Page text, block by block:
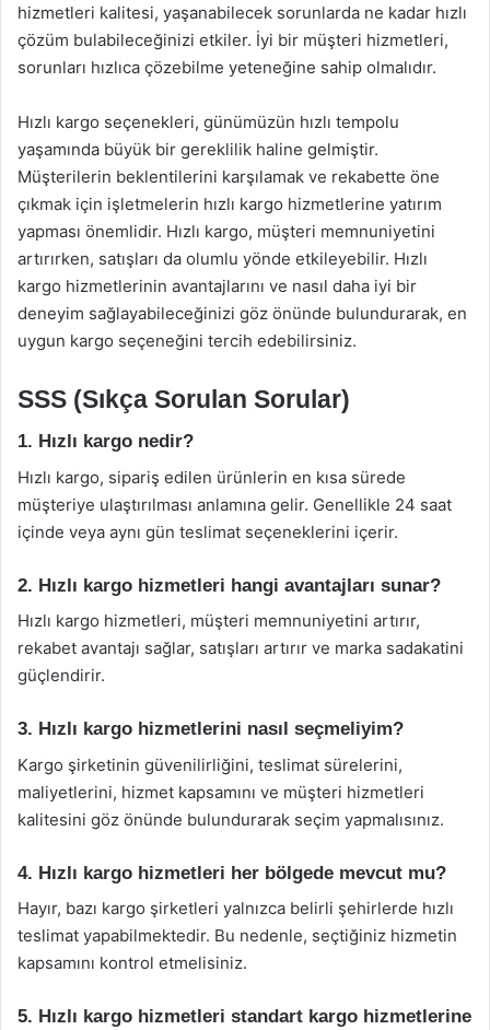
hizmetleri kalitesi, yaşanabilecek sorunlarda ne kadar hızlı
çözüm bulabileceğinizi etkiler. İyi bir müşteri hizmetleri,
sorunları hızlıca çözebilme yeteneğine sahip olmalıdır.
Hızlı kargo seçenekleri, günümüzün hızlı tempolu
yaşamında büyük bir gereklilik haline gelmiştir.
Müşterilerin beklentilerini karşılamak ve rekabette öne
çıkmak için işletmelerin hızlı kargo hizmetlerine yatırım
yapması önemlidir. Hızlı kargo, müşteri memnuniyetini
artırırken, satışları da olumlu yönde etkileyebilir. Hızlı
kargo hizmetlerinin avantajlarını ve nasıl daha iyi bir
deneyim sağlayabileceğinizi göz önünde bulundurarak, en
uygun kargo seçeneğini tercih edebilirsiniz.
SSS (Sıkça Sorulan Sorular)
1. Hızlı kargo nedir?
Hızlı kargo, sipariş edilen ürünlerin en kısa sürede
müşteriye ulaştırılması anlamına gelir. Genellikle 24 saat
içinde veya aynı gün teslimat seçeneklerini içerir.
2. Hızlı kargo hizmetleri hangi avantajları sunar?
Hızlı kargo hizmetleri, müşteri memnuniyetini artırır,
rekabet avantajı sağlar, satışları artırır ve marka sadakatini
güçlendirir.
3. Hızlı kargo hizmetlerini nasıl seçmeliyim?
Kargo şirketinin güvenilirliğini, teslimat sürelerini,
maliyetlerini, hizmet kapsamını ve müşteri hizmetleri
kalitesini göz önünde bulundurarak seçim yapmalısınız.
4. Hızlı kargo hizmetleri her bölgede mevcut mu?
Hayır, bazı kargo şirketleri yalnızca belirli şehirlerde hızlı
teslimat yapabilmektedir. Bu nedenle, seçtiğiniz hizmetin
kapsamını kontrol etmelisiniz.
5. Hızlı kargo hizmetleri standart kargo hizmetlerine